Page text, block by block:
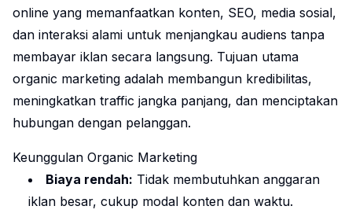
online yang memanfaatkan konten, SEO, media sosial,
dan interaksi alami untuk menjangkau audiens tanpa
membayar iklan secara langsung. Tujuan utama
organic marketing adalah membangun kredibilitas,
meningkatkan traffic jangka panjang, dan menciptakan
hubungan dengan pelanggan.
Keunggulan Organic Marketing
Biaya rendah: Tidak membutuhkan anggaran
iklan besar, cukup modal konten dan waktu.